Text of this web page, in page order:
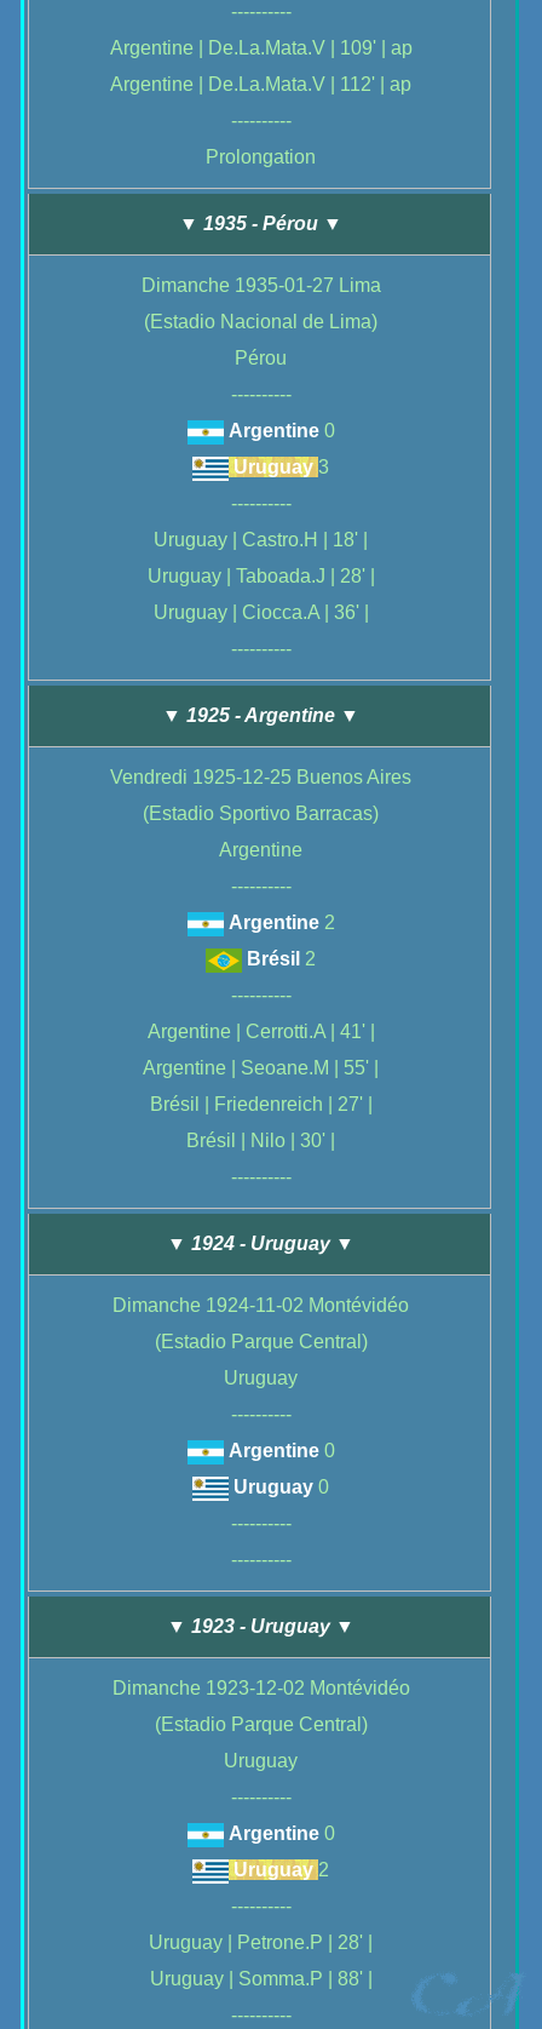
----------
Argentine | De.La.Mata.V | 109' | ap
Argentine | De.La.Mata.V | 112' | ap
----------
Prolongation
▼ 1935 - Pérou ▼
Dimanche 1935-01-27 Lima
(Estadio Nacional de Lima)
Pérou
----------
Argentine 0
Uruguay3
----------
Uruguay | Castro.H | 18' |
Uruguay | Taboada.J | 28' |
Uruguay | Ciocca.A | 36' |
----------
▼ 1925 - Argentine ▼
Vendredi 1925-12-25 Buenos Aires
(Estadio Sportivo Barracas)
Argentine
----------
Argentine 2
Brésil 2
----------
Argentine | Cerrotti.A | 41' |
Argentine | Seoane.M | 55' |
Brésil | Friedenreich | 27' |
Brésil | Nilo | 30' |
----------
▼ 1924 - Uruguay ▼
Dimanche 1924-11-02 Montévidéo
(Estadio Parque Central)
Uruguay
----------
Argentine 0
Uruguay0
----------
----------
▼ 1923 - Uruguay ▼
Dimanche 1923-12-02 Montévidéo
(Estadio Parque Central)
Uruguay
----------
Argentine 0
Uruguay 2
----------
Uruguay | Petrone.P | 28' |
Uruguay | Somma.P | 88' |
----------